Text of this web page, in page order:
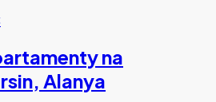
na
Alanya